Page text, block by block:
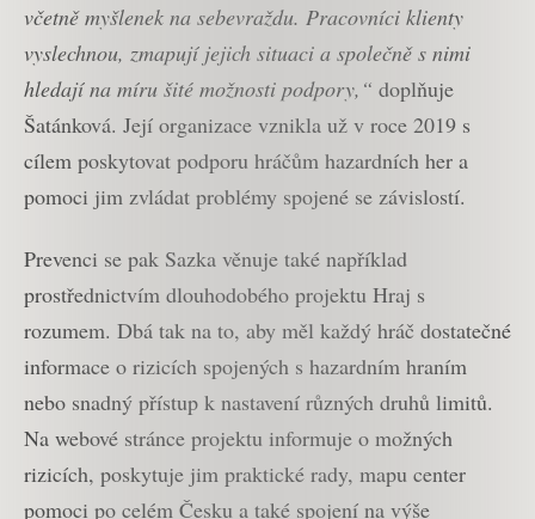
včetně myšlenek na sebevraždu. Pracovníci klienty
vyslechnou, zmapují jejich situaci a společně s nimi
hledají na míru šité možnosti podpory,“ doplňuje
Šatánková. Její organizace vznikla už v roce 2019 s
cílem poskytovat podporu hráčům hazardních her a
pomoci jim zvládat problémy spojené se závislostí.
Prevenci se pak Sazka věnuje také například
prostřednictvím dlouhodobého projektu Hraj s
rozumem. Dbá tak na to, aby měl každý hráč dostatečné
informace o rizicích spojených s hazardním hraním
nebo snadný přístup k nastavení různých druhů limitů.
Na webové stránce projektu informuje o možných
rizicích, poskytuje jim praktické rady, mapu center
pomoci po celém Česku a také spojení na výše